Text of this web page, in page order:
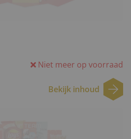
Niet meer op voorraad
Bekijk inhoud